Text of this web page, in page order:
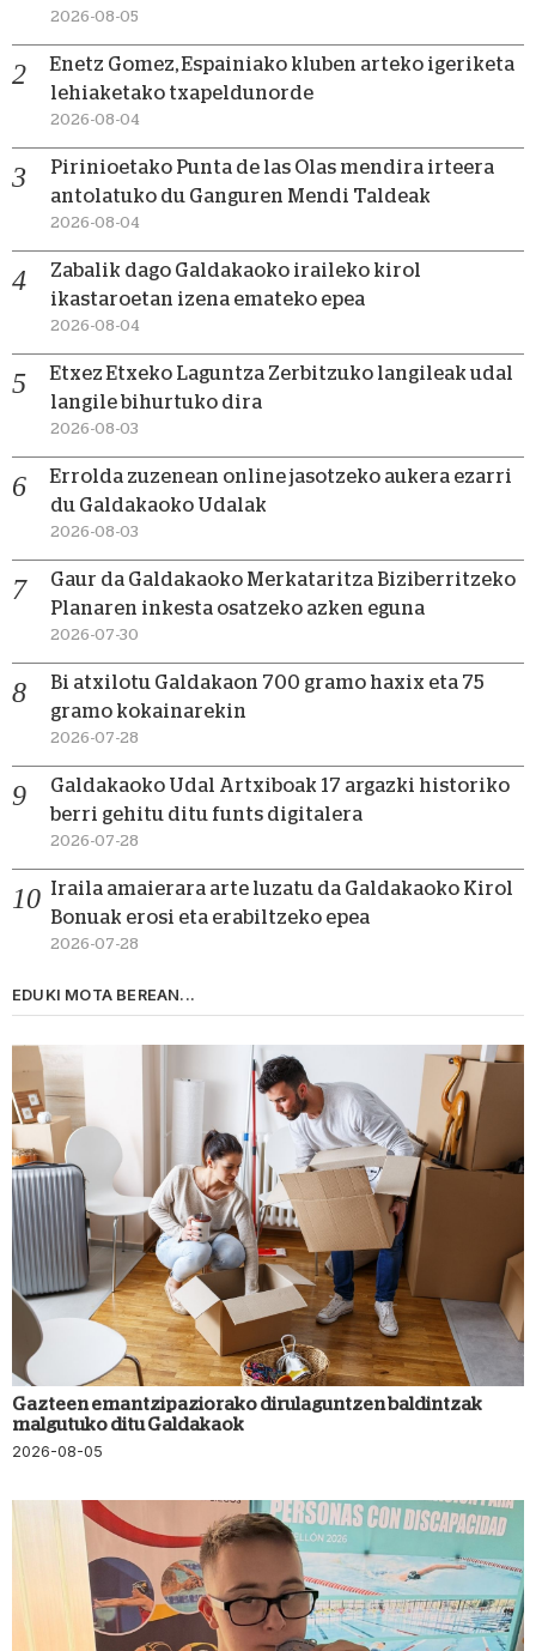
2026-08-05
Enetz Gomez, Espainiako kluben arteko igeriketa
lehiaketako txapeldunorde
2026-08-04
Pirinioetako Punta de las Olas mendira irteera
antolatuko du Ganguren Mendi Taldeak
2026-08-04
Zabalik dago Galdakaoko iraileko kirol
ikastaroetan izena emateko epea
2026-08-04
Etxez Etxeko Laguntza Zerbitzuko langileak udal
langile bihurtuko dira
2026-08-03
Errolda zuzenean online jasotzeko aukera ezarri
du Galdakaoko Udalak
2026-08-03
Gaur da Galdakaoko Merkataritza Biziberritzeko
Planaren inkesta osatzeko azken eguna
2026-07-30
Bi atxilotu Galdakaon 700 gramo haxix eta 75
gramo kokainarekin
2026-07-28
Galdakaoko Udal Artxiboak 17 argazki historiko
berri gehitu ditu funts digitalera
2026-07-28
Iraila amaierara arte luzatu da Galdakaoko Kirol
Bonuak erosi eta erabiltzeko epea
2026-07-28
EDUKI MOTA BEREAN...
Gazteen emantzipaziorako dirulaguntzen baldintzak
malgutuko ditu Galdakaok
2026-08-05